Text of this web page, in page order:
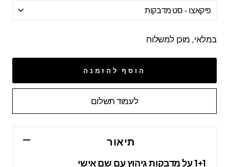
במלאי, מוכן למשלוח
הוסף להזמנה
לעמוד תשלום
תיאור
1+1 על מדבקות גיהוץ עם שם אישי